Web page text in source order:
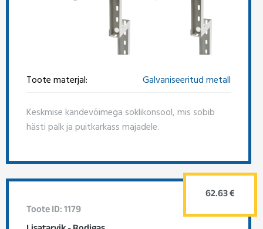
Toote materjal: Galvaniseeritud metall
Keskmise kandevõimega soklikonsool, mis sobib
hästi palk ja puitkarkass majadele.
Toote ID: 1179
62.63 €